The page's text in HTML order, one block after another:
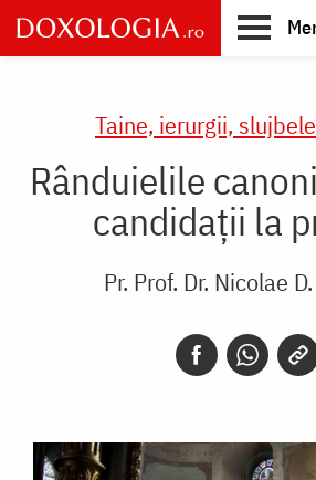
Skip
to
main
Taine, ierurgii,
Rânduielile
candidații la
Pr. Prof. Dr. Nicolae